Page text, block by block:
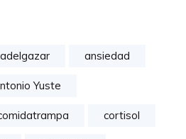
adelgazar ansiedad
Yuste
cortisol